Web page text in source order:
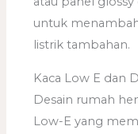
untuk
listrik tambahan.
Kaca Low E dan
Desain rumah
Low-E yang